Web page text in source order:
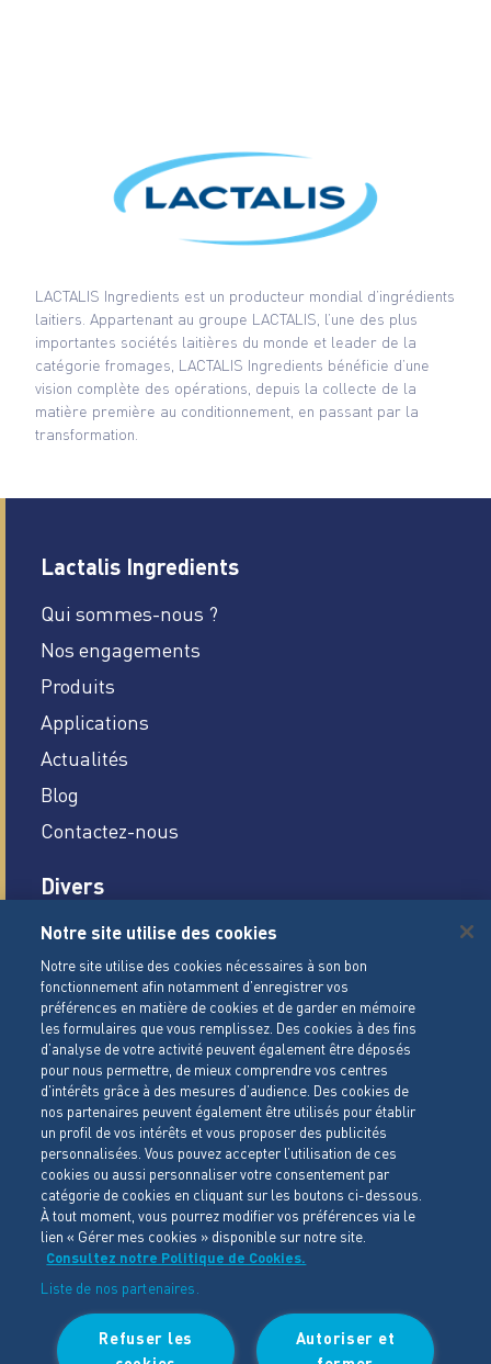
LACTALIS Ingredients est un producteur mondial d’ingrédients
laitiers. Appartenant au groupe LACTALIS, l’une des plus
importantes sociétés laitières du monde et leader de la
catégorie fromages, LACTALIS Ingredients bénéficie d’une
vision complète des opérations, depuis la collecte de la
matière première au conditionnement, en passant par la
transformation.
Lactalis Ingredients
Qui sommes-nous ?
Nos engagements
Produits
Applications
Actualités
Blog
Contactez-nous
Divers
Carrières
Mentions légales
Conditions Générales de Vente
Politique de gestion des cookies
Politique de données personnelles
Paramètrage des cookies
Accessibilité
LACTALIS Ingredients
15 rue de l’étang
35230 BOURGBARRE CEDEX
Tél : +33 (0)2 99 26 63 33
Notre site utilise des cookies
Notre site utilise des cookies nécessaires à son bon
fonctionnement afin notamment d’enregistrer vos
préférences en matière de cookies et de garder en mémoire
les formulaires que vous remplissez. Des cookies à des fins
d’analyse de votre activité peuvent également être déposés
pour nous permettre, de mieux comprendre vos centres
d'intérêts grâce à des mesures d’audience. Des cookies de
nos partenaires peuvent également être utilisés pour établir
un profil de vos intérêts et vous proposer des publicités
personnalisées. Vous pouvez accepter l’utilisation de ces
cookies ou aussi personnaliser votre consentement par
catégorie de cookies en cliquant sur les boutons ci-dessous.
À tout moment, vous pourrez modifier vos préférences via le
lien « Gérer mes cookies » disponible sur notre site.
Consultez notre Politique de Cookies.
Liste de nos partenaires.
Autoriser et
Refuser les